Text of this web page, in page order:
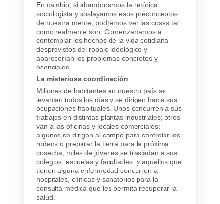
En cambio, si abandonamos la retórica
sociologista y soslayamos esos preconceptos
de nuestra mente, podremos ver las cosas tal
como realmente son. Comenzaríamos a
contemplar los hechos de la vida cotidiana
desprovistos del ropaje ideológico y
aparecerían los problemas concretos y
esenciales.
La misteriosa coordinación
Millones de habitantes en nuestro país se
levantan todos los días y se dirigen hacia sus
ocupaciones habituales. Unos concurren a sus
trabajos en distintas plantas industriales; otros
van a las oficinas y locales comerciales;
algunos se dirigen al campo para controlar los
rodeos o preparar la tierra para la próxima
cosecha; miles de jóvenes se trasladan a sus
colegios, escuelas y facultades; y aquellos que
tienen alguna enfermedad concurren a
hospitales, clínicas y sanatorios para la
consulta médica que les permita recuperar la
salud.